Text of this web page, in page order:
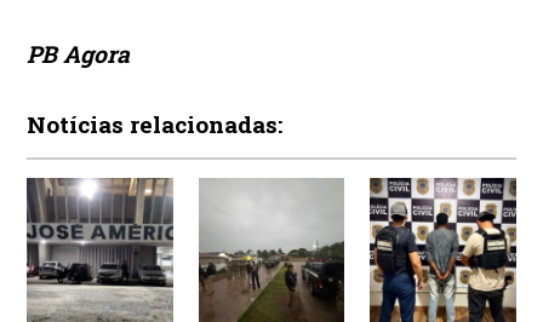
PB Agora
Notícias relacionadas: